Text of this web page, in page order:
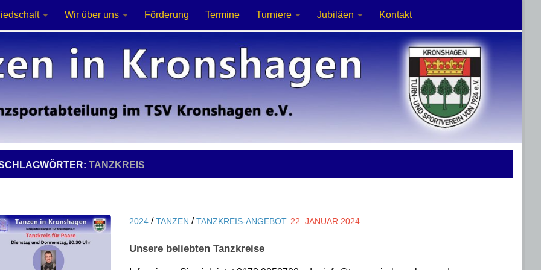
Wir über uns Förderung Termine Turniere Jubiläen Kontakt
TANZKREIS
2024 /TANZEN /TANZKREIS-ANGEBOT 22. JANUAR 2024
Unsere beliebten Tanzkreise